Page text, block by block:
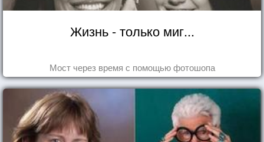
Жизнь - только миг...
Мост через время с помощью фотошопа